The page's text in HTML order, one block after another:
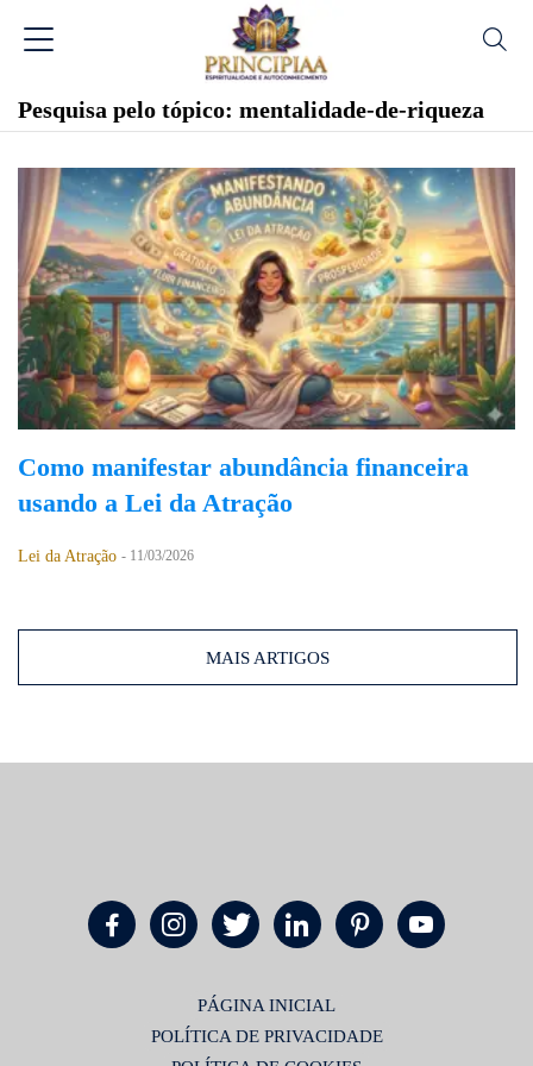
Pesquisa pelo tópico: mentalidade-de-riqueza
Como manifestar abundância financeira
usando a Lei da Atração
Lei da Atração - 11/03/2026
MAIS ARTIGOS
PÁGINA INICIAL
POLÍTICA DE PRIVACIDADE